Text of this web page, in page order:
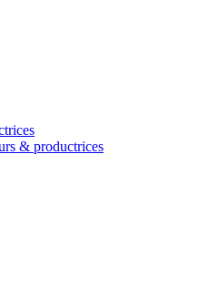
& productrices